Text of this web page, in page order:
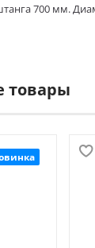
700 мм.
товары